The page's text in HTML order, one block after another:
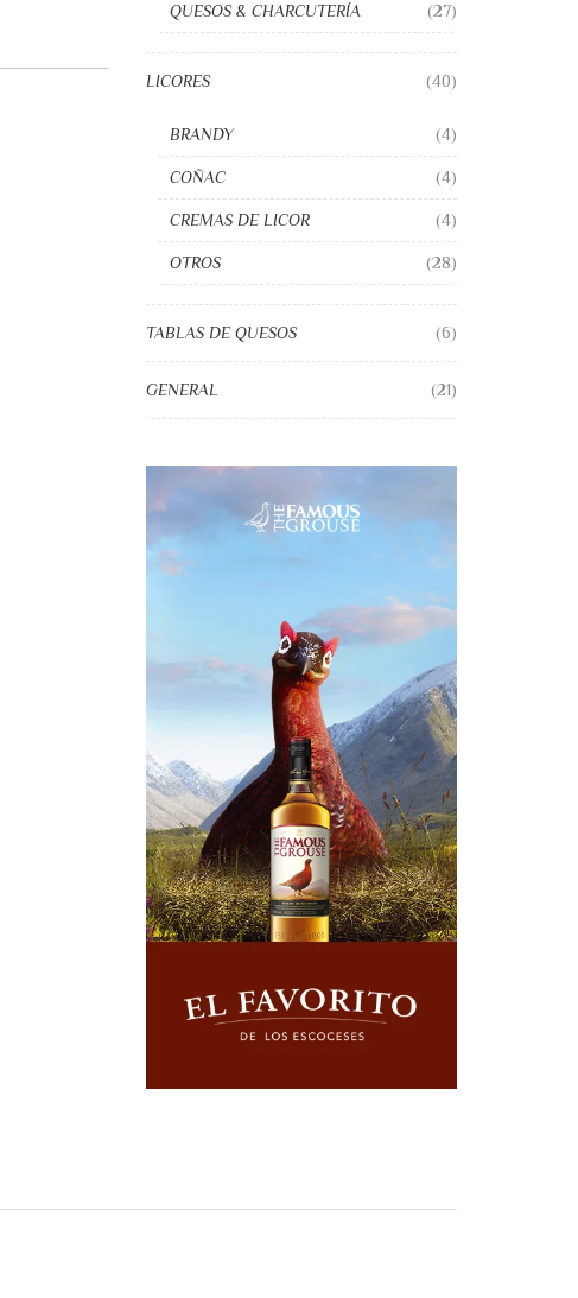
QUESOS & CHARCUTERÍA (27)
LICORES (40)
BRANDY (4)
COÑAC (4)
CREMAS DE LICOR (4)
OTROS (28)
TABLAS DE QUESOS (6)
GENERAL (21)